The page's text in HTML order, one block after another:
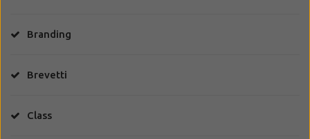
Branding
Brevetti
Class